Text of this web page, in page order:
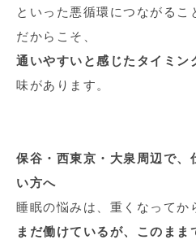
といった悪循環につながるこ
だからこそ、
通いやすいと感じたタイミン
味があります。
保谷・西東京・大泉周辺で、
い方へ
睡眠の悩みは、重くなってか
まだ働けているが、このまま